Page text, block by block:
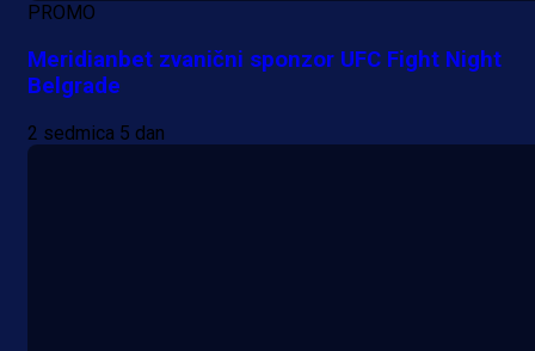
PROMO
Meridianbet zvanični sponzor UFC Fight Night
Belgrade
2 sedmica 5 dan